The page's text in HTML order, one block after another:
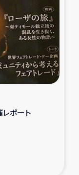
援
活再建支援
援事業
津波被災者支援
レポート